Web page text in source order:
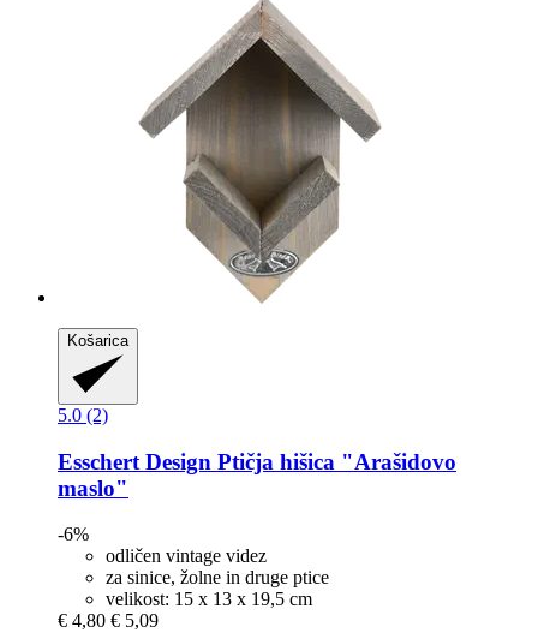
Košarica
5.0 (2)
Esschert Design Ptičja hišica "Arašidovo
maslo"
-6%
odličen vintage videz
za sinice, žolne in druge ptice
velikost: 15 x 13 x 19,5 cm
€ 4,80 € 5,09